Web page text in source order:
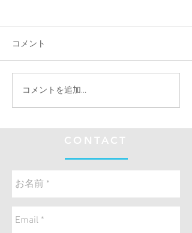
令和6年春季広島県東部地
区県大会出場決定‼️
コメント
コメントを追加…
CONTACT